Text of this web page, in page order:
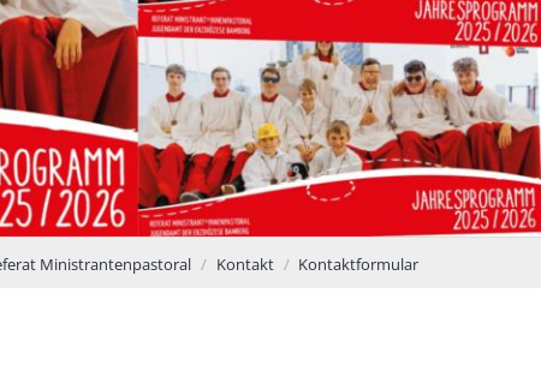
Ministrantenpastoral Kontakt Kontaktformular